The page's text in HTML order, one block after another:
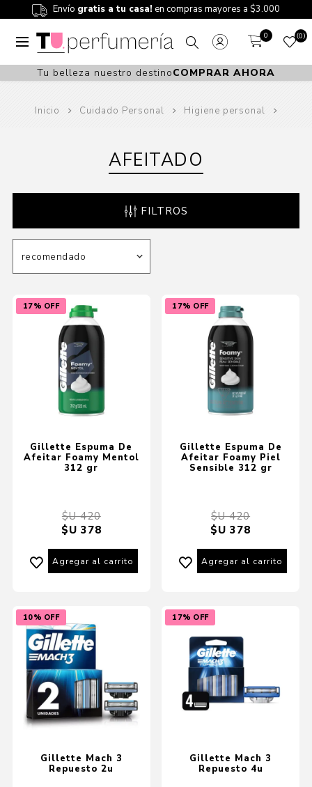
Envío gratis a tu casa! en compras mayores a $3.000
0 0
Tu belleza nuestro destinoCOMPRAR AHORA
Inicio Cuidado Personal Higiene personal
AFEITADO
FILTROS
17% OFF
Gillette Espuma De
Afeitar Foamy Mentol
312 gr
$U 420
$U 378
Agregar al carrito
17% OFF
Gillette Espuma De
Afeitar Foamy Piel
Sensible 312 gr
$U 420
$U 378
Agregar al carrito
10% OFF
Gillette Mach 3
Repuesto 2u
17% OFF
Gillette Mach 3
Repuesto 4u